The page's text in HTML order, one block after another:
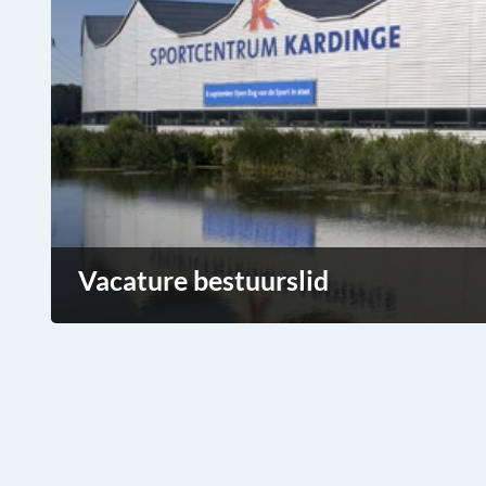
Vacature bestuurslid